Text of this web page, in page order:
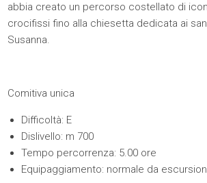
abbia creato un percorso costellato di
crocifissi fino alla chiesetta dedicata ai
Susanna.
Comitiva unica
Difficoltà: E
Dislivello: m 700
Tempo percorrenza: 5.00 ore
Equipaggiamento: normale da